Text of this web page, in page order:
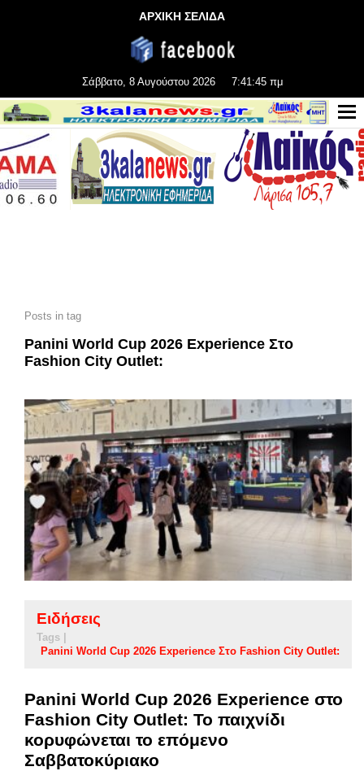
ΑΡΧΙΚΗ ΣΕΛΙΔΑ
Σάββατο, 8 Αυγούστου 2026 7:41:46 πμ
Posts in tag
Panini World Cup 2026 Experience Στο
Fashion City Outlet:
Ειδήσεις
Tags |
Panini World Cup 2026 Experience Στο Fashion City Outlet:
Panini World Cup 2026 Experience στο
Fashion City Outlet: Το παιχνίδι
κορυφώνεται το επόμενο
Σαββατοκύριακο